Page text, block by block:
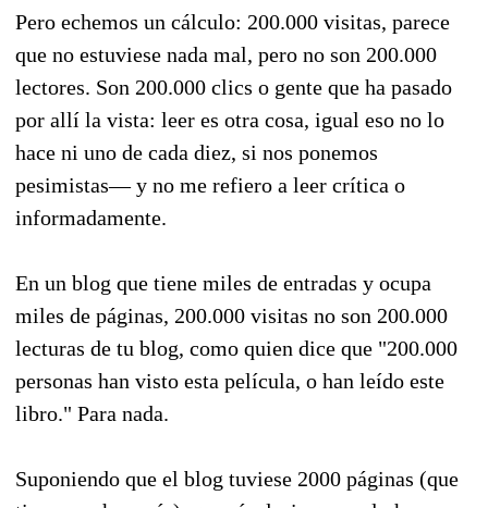
Pero echemos un cálculo: 200.000 visitas, parece
que no estuviese nada mal, pero no son 200.000
lectores. Son 200.000 clics o gente que ha pasado
por allí la vista: leer es otra cosa, igual eso no lo
hace ni uno de cada diez, si nos ponemos
pesimistas— y no me refiero a leer crítica o
informadamente.
En un blog que tiene miles de entradas y ocupa
miles de páginas, 200.000 visitas no son 200.000
lecturas de tu blog, como quien dice que "200.000
personas han visto esta película, o han leído este
libro." Para nada.
Suponiendo que el blog tuviese 2000 páginas (que